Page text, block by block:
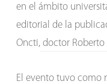
en el ámbito
editorial de la
Oncti, doctor Roberto
El evento tuvo como